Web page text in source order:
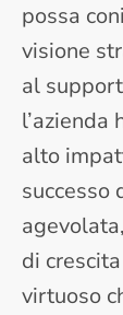
possa
visione
al
l’azienda
alto
successo
di
virtuoso